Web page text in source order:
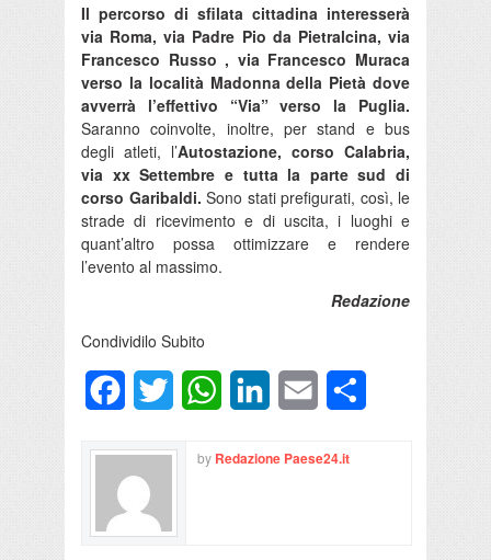
Il percorso di sfilata cittadina interesserà
via Roma, via Padre Pio da Pietralcina, via
Francesco Russo , via Francesco Muraca
verso la località Madonna della Pietà dove
avverrà l’effettivo “Via” verso la Puglia.
Saranno coinvolte, inoltre, per stand e bus
degli atleti, l’Autostazione, corso Calabria,
via xx Settembre e tutta la parte sud di
corso Garibaldi. Sono stati prefigurati, così, le
strade di ricevimento e di uscita, i luoghi e
quant’altro possa ottimizzare e rendere
l’evento al massimo.
Redazione
Condividilo Subito
FacebookTwitter WhatsAppLinkedInEmail
by Redazione Paese24.it